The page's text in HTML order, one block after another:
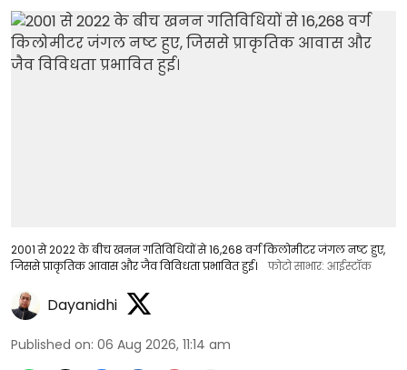
2001 से 2022 के बीच खनन गतिविधियों से 16,268 वर्ग किलोमीटर जंगल नष्ट हुए,
जिससे प्राकृतिक आवास और जैव विविधता प्रभावित हुई।
फोटो साभार: आईस्टॉक
Dayanidhi
Published on: 06 Aug 2026, 11:14 am